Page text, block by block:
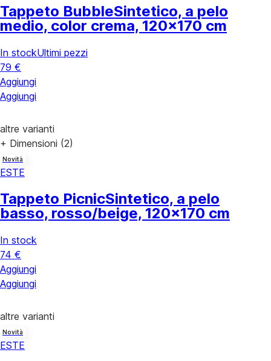
Tappeto BubbleSintetico, a pelo
medio, color crema, 120x170 cm
In stockUltimi pezzi
79 €
Aggiungi
Aggiungi
altre varianti
+ Dimensioni (2)
Novità
ESTE
Tappeto PicnicSintetico, a pelo
basso, rosso/beige, 120x170 cm
In stock
74 €
Aggiungi
Aggiungi
altre varianti
Novità
ESTE